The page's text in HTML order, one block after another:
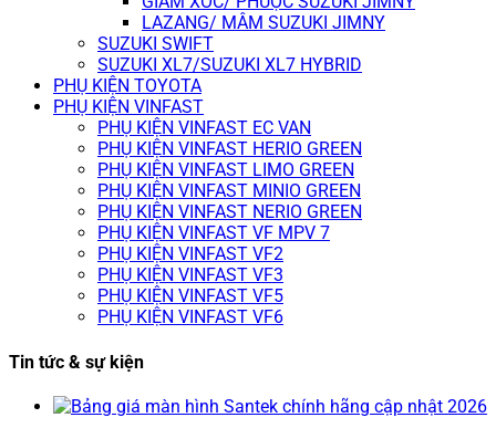
LAZANG/ MÂM SUZUKI JIMNY
SUZUKI SWIFT
SUZUKI XL7/SUZUKI XL7 HYBRID
PHỤ KIỆN TOYOTA
PHỤ KIỆN VINFAST
PHỤ KIỆN VINFAST EC VAN
PHỤ KIỆN VINFAST HERIO GREEN
PHỤ KIỆN VINFAST LIMO GREEN
PHỤ KIỆN VINFAST MINIO GREEN
PHỤ KIỆN VINFAST NERIO GREEN
PHỤ KIỆN VINFAST VF MPV 7
PHỤ KIỆN VINFAST VF2
PHỤ KIỆN VINFAST VF3
PHỤ KIỆN VINFAST VF5
PHỤ KIỆN VINFAST VF6
Tin tức & sự kiện